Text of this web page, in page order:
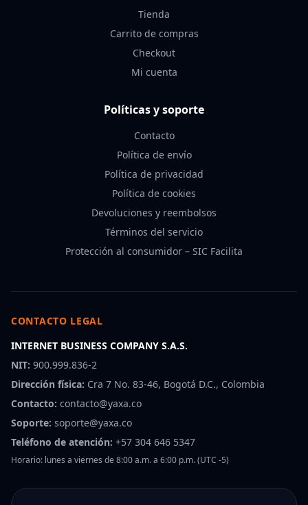
Tienda
Carrito de compras
Checkout
Mi cuenta
Políticas y soporte
Contacto
Política de envío
Política de privacidad
Política de cookies
Devoluciones y reembolsos
Términos del servicio
Protección al consumidor – SIC Facilita
CONTACTO LEGAL
INTERNET BUSINESS COMPANY S.A.S.
NIT: 900.999.836-2
Dirección física: Cra 7 No. 83-46, Bogotá D.C., Colombia
Contacto: contacto@yaxa.co
Soporte: soporte@yaxa.co
Teléfono de atención: +57 304 646 5347
Horario: lunes a viernes de 8:00 a.m. a 6:00 p.m. (UTC -5)